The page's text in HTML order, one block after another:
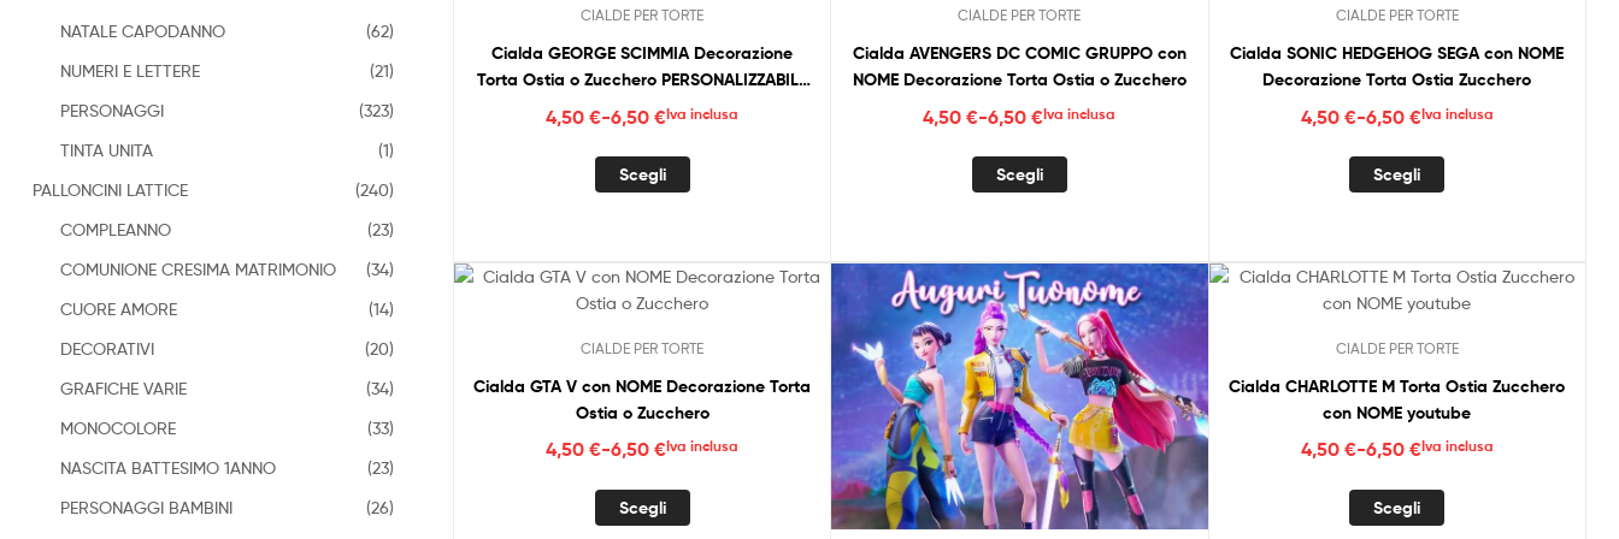
essere
scelte
nella
prodotto
possono
essere
scelte
del
possono
essere
scelte
del
CIALDE PER TORTE
Cialda GEORGE SCIMMIA Decorazione
Torta Ostia o Zucchero PERSONALIZZABILE
Foto
4,50€-6,50€
Fascia
prezzo:
a
6,50 €
Iva inclusa
Scegli
prodotto
varianti.
Le
possono
essere
scelte
del
CIALDE PER TORTE
Cialda AVENGERS DC COMIC GRUPPO con
NOME Decorazione Torta Ostia o Zucchero
4,50€-6,50€
Fascia
prezzo:
a
6,50 €
Iva inclusa
Scegli
prodotto
varianti.
Le
opzioni
possono
essere
scelte
nella
pagina
del
prodotto
CIALDE PER TORTE
Cialda SONIC HEDGEHOG SEGA con NOME
Decorazione Torta Ostia Zucchero
4,50 €-6,50 €
Fascia
prezzo:
a
6,50 €
Iva inclusa
Scegli
prodotto
varianti.
Le
possono
essere
scelte
CIALDE PER TORTE
Cialda GTA V con NOME Decorazione Torta
Ostia o Zucchero
4,50€-6,50€
Fascia
prezzo:
Iva inclusa
Scegli
prodotto
CIALDE PER TORTE
Cialda CHARLOTTE M Torta Ostia Zucchero
con NOME youtube
4,50 €-6,50 €
Fascia
prezzo:
Iva inclusa
Scegli
prodotto
NATALE CAPODANNO
(62)
NUMERI E LETTERE
(21)
PERSONAGGI
(323)
TINTA UNITA
(1)
PALLONCINI LATTICE
(240)
COMPLEANNO
(23)
COMUNIONE CRESIMA MATRIMONIO
(34)
CUORE AMORE
(14)
DECORATIVI
(20)
GRAFICHE VARIE
(34)
MONOCOLORE
(33)
NASCITA BATTESIMO 1ANNO
(23)
PERSONAGGI BAMBINI
(26)